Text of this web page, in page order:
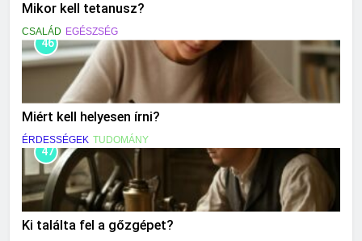
Mikor kell tetanusz?
CSALÁD EGÉSZSÉG
46
Miért kell helyesen írni?
ÉRDESSÉGEK TUDOMÁNY
47
Ki találta fel a gőzgépet?